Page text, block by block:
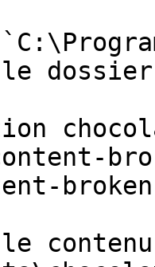
le